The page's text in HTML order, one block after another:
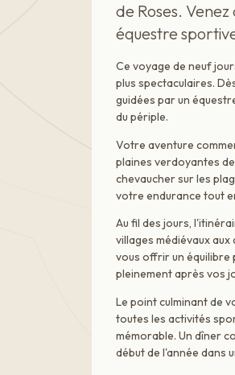
de Roses.
équestre
Ce voyage de neuf
plus spectaculaires.
guidées par un
du périple.
Votre aventure
plaines verdoyantes
chevaucher sur les
votre endurance tout
Au fil des jours,
villages médiévaux
vous offrir un
pleinement après vos
Le point culminant de
toutes les activités
mémorable. Un dîner
début de l'année dans